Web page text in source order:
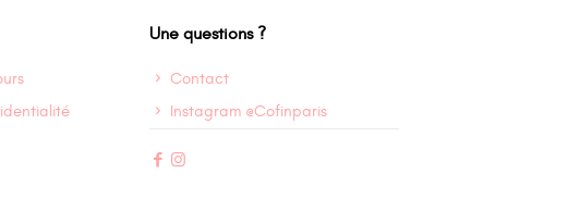
Une questions ?
Contact
Instagram @Cofinparis